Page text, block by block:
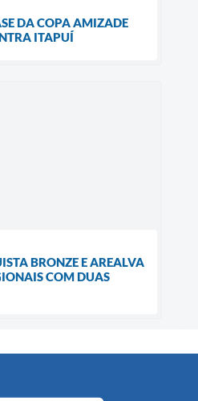
DA COPA AMIZADE
ITAPUÍ
BRONZE E AREALVA
COM DUAS